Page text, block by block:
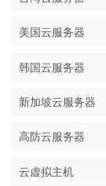
美国云服务器
韩国云服务器
新加坡云服务器
高防云服务器
云虚拟主机